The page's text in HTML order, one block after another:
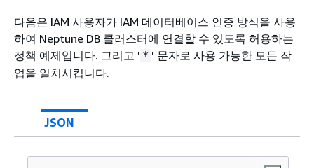
다음은 IAM 사용자가 IAM 데이터베이스 인증 방식을 사용
하여 Neptune DB 클러스터에 연결할 수 있도록 허용하는
정책 예제입니다. 그리고 ' * ' 문자로 사용 가능한 모든 작
업을 일치시킵니다.
JSON